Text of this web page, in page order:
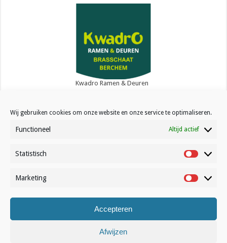
Wij gebruiken cookies om onze website en onze service te optimaliseren.
Functioneel Altijd actief
Statistisch Statistisch
Marketing
Accepteren
Afwijzen
Kwadro Ramen & Deuren
Contact
© Volleynews.be2026
Algemene voorwaarden|Privacy